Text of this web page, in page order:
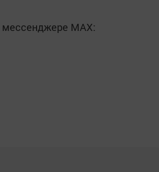
мессенджере MАХ: